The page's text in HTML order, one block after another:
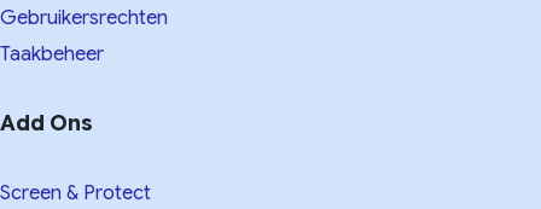
Gebruikersrechten
Taakbeheer
Add Ons
Screen & Protect